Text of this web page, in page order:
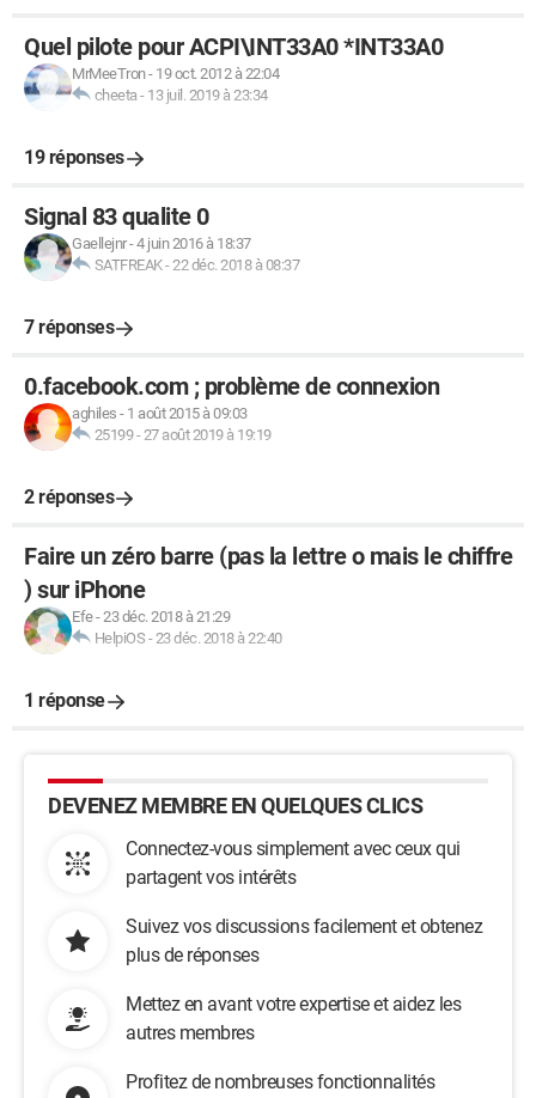
Quel pilote pour ACPI\INT33A0 *INT33A0
MrMeeTron- 19 oct. 2012 à 22:04
cheeta - 13 juil. 2019 à 23:34
19 réponses
Signal 83 qualite 0
Gaellejnr-4 juin 2016 à 18:37
SATFREAK-22 déc. 2018 à 08:37
7 réponses
0.facebook.com ; problème de connexion
aghiles - 1 août 2015 à 09:03
25199-27 août 2019 à 19:19
2 réponses
Faire un zéro barre (pas la lettre o mais le chiffre
) sur iPhone
Efe-23 déc. 2018 à 21:29
HelpiOS -23 déc. 2018 à 22:40
1 réponse
DEVENEZ MEMBRE EN QUELQUES CLICS
Connectez-vous simplement avec ceux qui
partagent vos intérêts
Suivez vos discussions facilement et obtenez
plus de réponses
Mettez en avant votre expertise et aidez les
autres membres
Profitez de nombreuses fonctionnalités